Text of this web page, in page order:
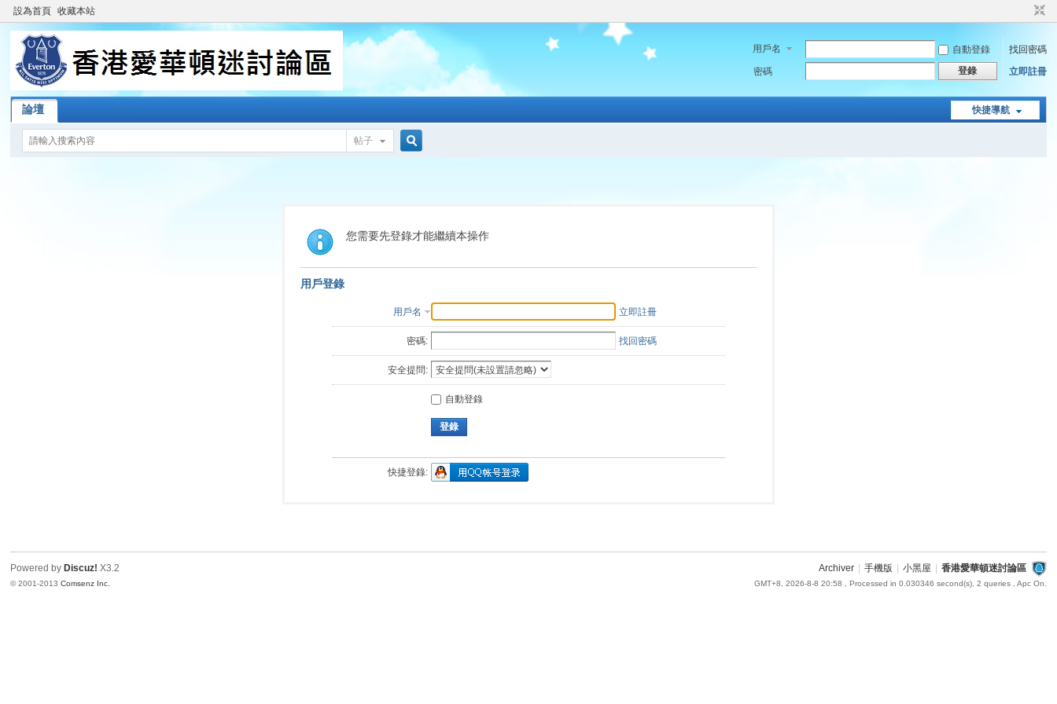
設為首頁 收藏本站
用戶名 自動登錄
找回密碼
密碼
登錄 立即註冊
快捷導航
論壇
帖子
索
您需要先登錄才能繼續本操作
用戶登錄
用戶名 立即註冊
密碼: 找回密碼
安全提問:
自動登錄
登錄
快捷登錄:
Archiver 手機版 小黑屋 香港愛華頓迷討論區
GMT+8, 2026-8-8 20:58 , Processed in 0.030346 second(s), 2 queries , Apc On.
Powered by Discuz! X3.2
© 2001-2013Comsenz Inc.